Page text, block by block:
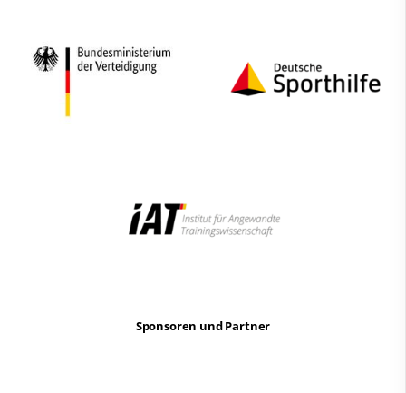
Sponsoren und Partner